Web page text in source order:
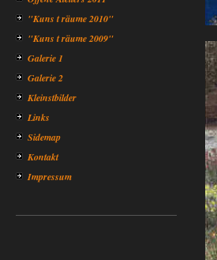
"Kuns t räume 2010"
"Kuns t räume 2009"
Galerie 1
Galerie 2
Kleinstbilder
Links
Sidemap
Kontakt
Impressum